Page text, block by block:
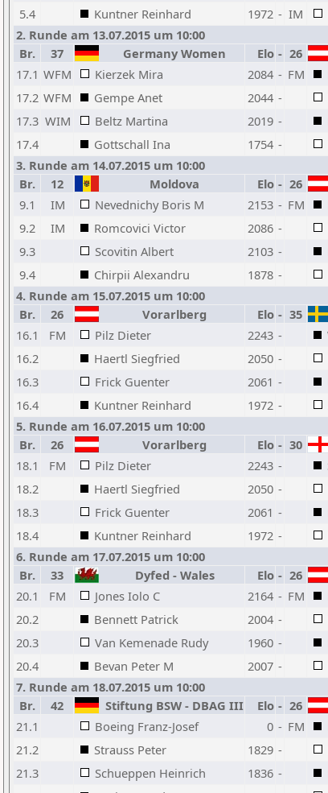
5.4
Kuntner Reinhard 1972 - IM
2. Runde am 13.07.2015 um 10:00
Br.
37 Germany Women Elo - 26
17.1 WFM Kierzek Mira 2084 - FM
17.2 WFM Gempe Anet 2044 -
17.3 WIM Beltz Martina 2019 -
17.4
Gottschall Ina 1754 -
3. Runde am 14.07.2015 um 10:00
Br.
12 Moldova Elo - 26
9.1
IM Nevednichy Boris M 2153 - FM
9.2
IM Romcovici Victor 2086 -
9.3
Scovitin Albert 2103 -
9.4
Chirpii Alexandru 1878 -
4. Runde am 15.07.2015 um 10:00
Br.
26 Vorarlberg Elo - 35
16.1
FM Pilz Dieter 2243 -
16.2
Haertl Siegfried 2050 -
16.3
Frick Guenter 2061 -
16.4
Kuntner Reinhard 1972 -
5. Runde am 16.07.2015 um 10:00
Br.
26 Vorarlberg Elo - 30
18.1
FM Pilz Dieter 2243 -
18.2
Haertl Siegfried 2050 -
18.3
Frick Guenter 2061 -
18.4
Kuntner Reinhard 1972 -
6. Runde am 17.07.2015 um 10:00
Br.
33 Dyfed - Wales Elo - 26
20.1
FM Jones Iolo C 2164 - FM
20.2
Bennett Patrick 2004 -
20.3
Van Kemenade Rudy 1960 -
20.4
Bevan Peter M 2007 -
7. Runde am 18.07.2015 um 10:00
Br.
42 Stiftung BSW - DBAG III Elo - 26
21.1
Boeing Franz-Josef 0 - FM
21.2
Strauss Peter 1829 -
21.3
Schueppen Heinrich 1836 -